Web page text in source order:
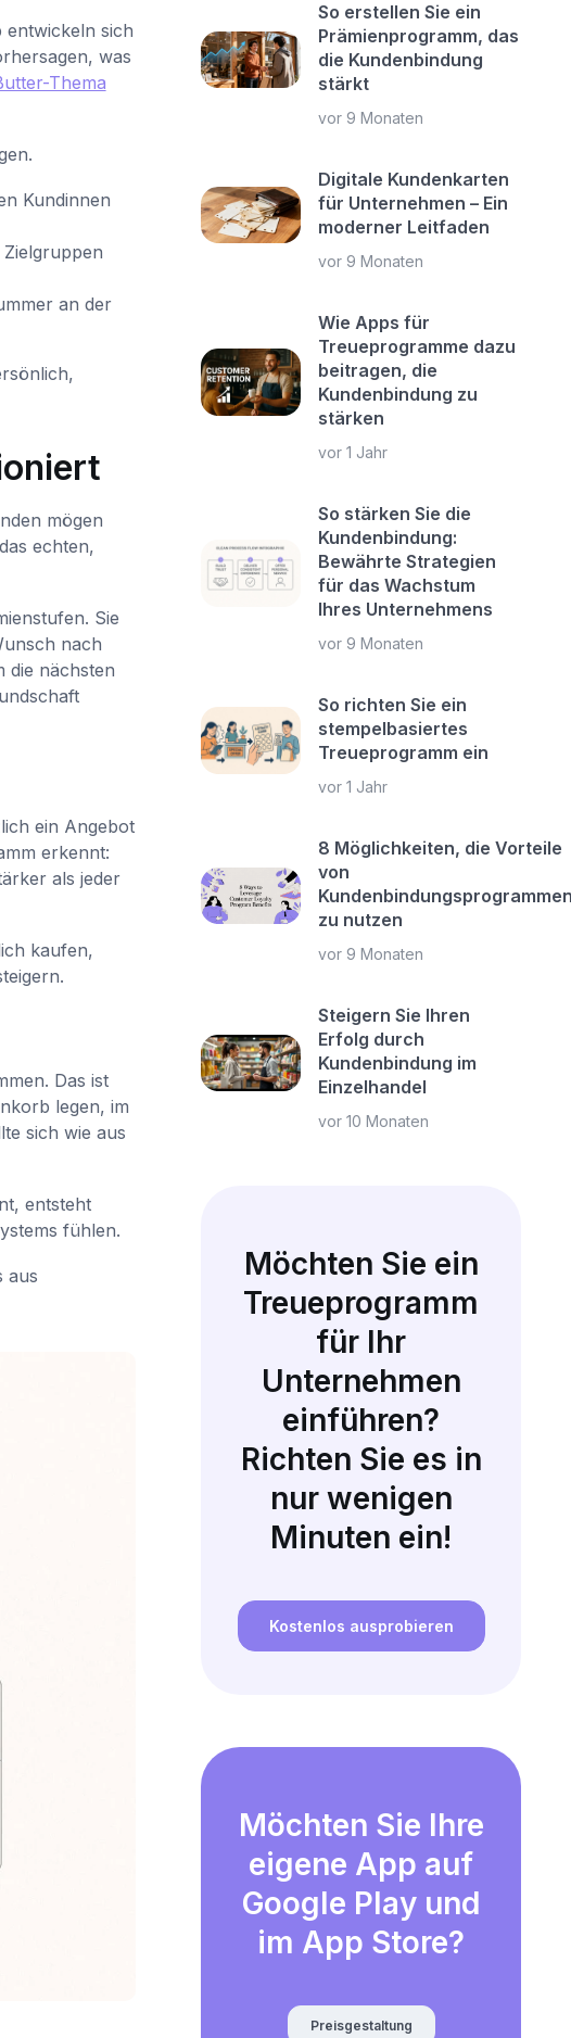
entwickeln sich
was
Thema
Kundinnen
an der
mögen
echten,
Sie
nach
die nächsten
ein Angebot
erkennt:
als jeder
kaufen,
Das ist
legen, im
sich wie aus
entsteht
fühlen.
aus
So erstellen Sie ein
Prämienprogramm, das
die Kundenbindung
stärkt
vor 9 Monaten
Digitale Kundenkarten
für Unternehmen – Ein
moderner Leitfaden
vor 9 Monaten
Wie Apps für
Treueprogramme dazu
beitragen, die
Kundenbindung zu
stärken
vor 1 Jahr
So stärken Sie die
Kundenbindung:
Bewährte Strategien
für das Wachstum
Ihres Unternehmens
vor 9 Monaten
So richten Sie ein
stempelbasiertes
Treueprogramm ein
vor 1 Jahr
8 Möglichkeiten, die Vorteile
von
zu nutzen
vor 9 Monaten
Steigern Sie Ihren
Erfolg durch
Kundenbindung im
Einzelhandel
vor 10 Monaten
Möchten Sie ein
Treueprogramm
für Ihr
Unternehmen
einführen?
Richten Sie es in
nur wenigen
Minuten ein!
Kostenlos ausprobieren
Möchten Sie Ihre
eigene App auf
Google Play und
im App Store?
Preisgestaltung